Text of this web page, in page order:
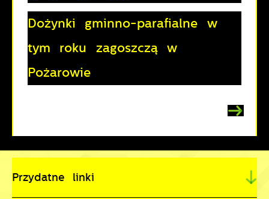
Dożynki gminno-parafialne w
tym roku zagoszczą w
Pożarowie
Przydatne linki